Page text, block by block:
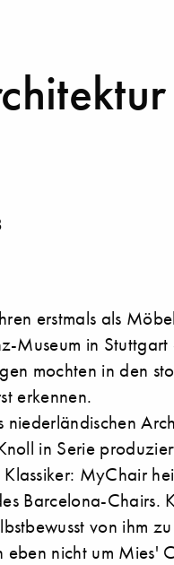
erstmals als
Museum in
mochten in den
erkennen.
in Serie
MyChair
Barcelona-Chairs.
von ihm
eben nicht um Mies'